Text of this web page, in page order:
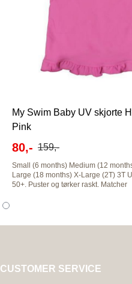
My Swim Baby UV skjorte
Pink
80,- 159,-
Small (6 months) Medium (12 months)
Large (18 months) X-Large (2T) 3T UPF
50+. Puster og tørker raskt. Matcher
CUSTOMER SERVICE